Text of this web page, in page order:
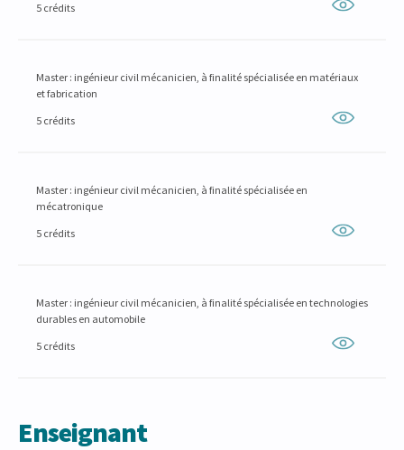
5 crédits
Master : ingénieur civil mécanicien, à finalité spécialisée en matériaux
et fabrication
5 crédits
Master : ingénieur civil mécanicien, à finalité spécialisée en
mécatronique
5 crédits
Master : ingénieur civil mécanicien, à finalité spécialisée en technologies
durables en automobile
5 crédits
Enseignant